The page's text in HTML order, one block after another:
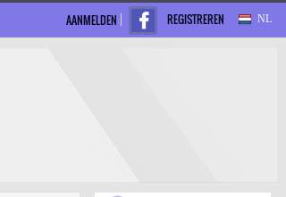
AANMELDEN REGISTREREN NL